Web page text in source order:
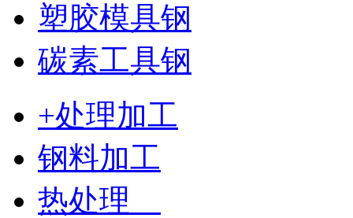
塑胶模具钢
碳素工具钢
+处理加工
钢料加工
热处理